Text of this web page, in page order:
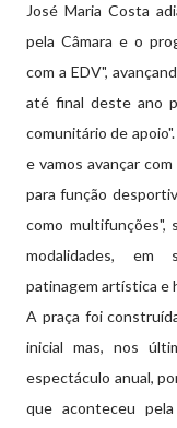
José Maria Costa
pela Câmara e o
com a EDV",
até final deste ano
comunitário de
e vamos avançar
para função
como multifunções",
modalidades, em
patinagem artística e
A praça foi
inicial mas, nos
espectáculo anual,
que aconteceu